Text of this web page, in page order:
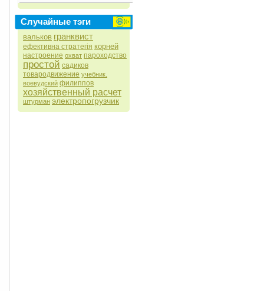
Случайные тэги
вальков гранквист
ефективна стратегія корней
настроение охват пароходство
простой садиков
товародвижение учебник.
воевудский филиппов
хозяйственный расчет
штурман электропогрузчик